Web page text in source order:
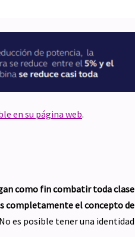
en su página web.
como fin combatir toda clase
completamente el concepto de
es posible tener una identidad